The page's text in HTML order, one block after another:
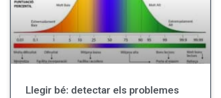
Llegir bé: detectar els problemes